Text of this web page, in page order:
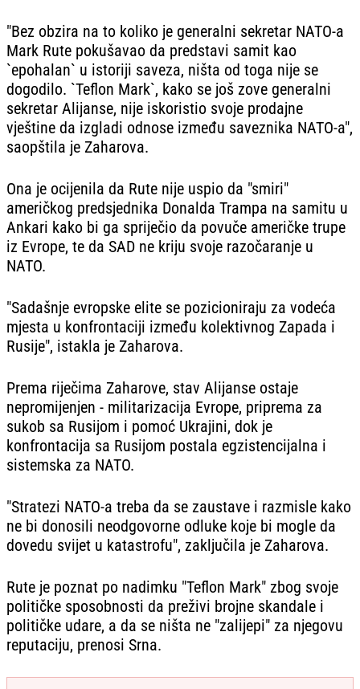
"Bez obzira na to koliko je generalni sekretar NATO-a
Mark Rute pokušavao da predstavi samit kao
`epohalan` u istoriji saveza, ništa od toga nije se
dogodilo. `Teflon Mark`, kako se još zove generalni
sekretar Alijanse, nije iskoristio svoje prodajne
vještine da izgladi odnose između saveznika NATO-a",
saopštila je Zaharova.
Ona je ocijenila da Rute nije uspio da "smiri"
američkog predsjednika Donalda Trampa na samitu u
Ankari kako bi ga spriječio da povuče američke trupe
iz Evrope, te da SAD ne kriju svoje razočaranje u
NATO.
"Sadašnje evropske elite se pozicioniraju za vodeća
mjesta u konfrontaciji između kolektivnog Zapada i
Rusije", istakla je Zaharova.
Prema riječima Zaharove, stav Alijanse ostaje
nepromijenjen - militarizacija Evrope, priprema za
sukob sa Rusijom i pomoć Ukrajini, dok je
konfrontacija sa Rusijom postala egzistencijalna i
sistemska za NATO.
"Stratezi NATO-a treba da se zaustave i razmisle kako
ne bi donosili neodgovorne odluke koje bi mogle da
dovedu svijet u katastrofu", zaključila je Zaharova.
Rute je poznat po nadimku "Teflon Mark" zbog svoje
političke sposobnosti da preživi brojne skandale i
političke udare, a da se ništa ne "zalijepi" za njegovu
reputaciju, prenosi Srna.